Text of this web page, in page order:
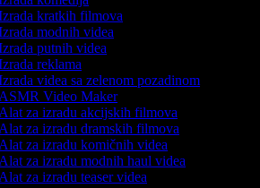
kratkih filmova
modnih videa
putnih videa
reklama
videa sa zelenom pozadinom
Video Maker
za izradu akcijskih filmova
za izradu dramskih filmova
za izradu komičnih videa
za izradu modnih haul videa
za izradu teaser videa